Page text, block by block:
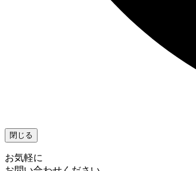
閉じる
お気軽に